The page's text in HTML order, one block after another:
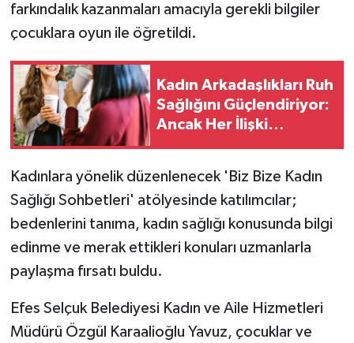
farkındalık kazanmaları amacıyla gerekli bilgiler
çocuklara oyun ile öğretildi.
Kadın Arkadaşlıkları Ruh
Sağlığını Güçlendiriyor:
Ancak Her İlişki
Kadınlara yönelik düzenlenecek 'Biz Bize Kadın
Sağlığı Sohbetleri' atölyesinde katılımcılar;
bedenlerini tanıma, kadın sağlığı konusunda bilgi
edinme ve merak ettikleri konuları uzmanlarla
paylaşma fırsatı buldu.
Efes Selçuk Belediyesi Kadın ve Aile Hizmetleri
Müdürü Özgül Karaalioğlu Yavuz, çocuklar ve